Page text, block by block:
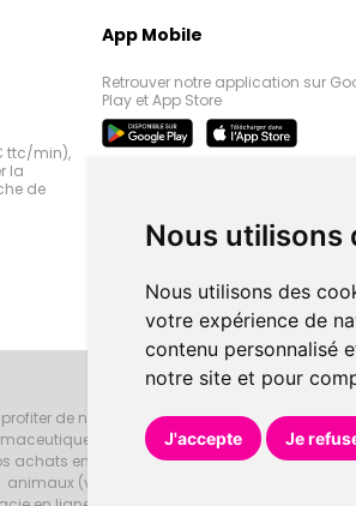
Nous utilisons
Nous utilisons des
votre expérience de
contenu personnalisé
notre site et pour
J'accepte Je
ttc/min),
la
de
App Mobile
Retrouver notre application sur
Play et App Store
de notre accueil, de nos conseils
beauté et bien-être.
achats en ligne grâce à un choix de 20000
animaux (vétérinaire).